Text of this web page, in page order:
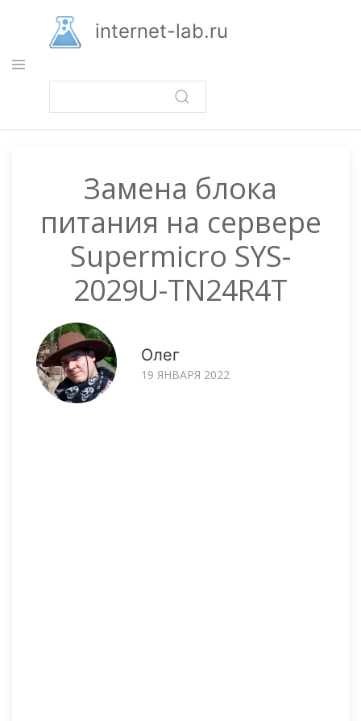
основному
содержанию
internet-lab.ru
Замена блока
питания на сервере
Supermicro SYS-
2029U-TN24R4T
Олег
19 ЯНВАРЯ 2022